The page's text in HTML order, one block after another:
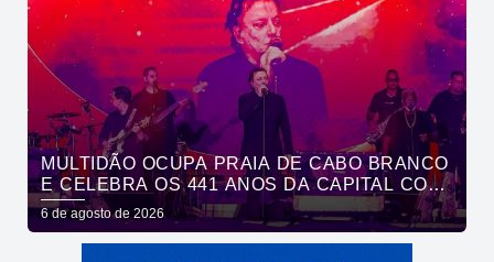
MULTIDÃO OCUPA PRAIA DE CABO BRANCO
E CELEBRA OS 441 ANOS DA CAPITAL COM
SHOWS DE ROUPA NOVA E FÁBIO JR
6 de agosto de 2026